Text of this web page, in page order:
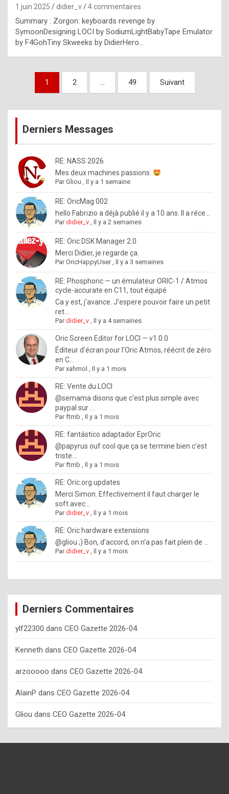
l
e
x
a
%
a
d
e
b
y
R
o
l
e
.
I
f
y
u
w
a
n
t
o
n
o
w
h
o
w
o
t
e
n
y
o
u
s
h
1 juin 2025 didier_v 4 commentaires
Summary : Zorgon: keyboards revenge by
SymoonDesigning LOCI by SodiumLightBabyTape Emulator
by F4GohTiny Skweeks by DidierHero…
Pagination
publications
1 2 … 49 Suivant
Derniers Messages
RE: NASS 2026
Mes deux machines passions.
ParGliou ,Il y a 1 semaine
RE: OricMag 002
hello Fabrizio a déjà publié il y a 10 ans. Il a réce...
Pardidier_v ,Il y a 2 semaines
RE: Oric DSK Manager 2.0
Merci Didier, je regarde ça.
ParOricHappyUser,Il y a 3 semaines
RE: Phosphoric — un émulateur ORIC-1 / Atmos
cycle-accurate en C11, tout équipé
Ca y est, j'avance. J'espere pouvoir faire un petit
ret...
Pardidier_v ,Il y a 4 semaines
Oric Screen Editor for LOCI — v1.0.0
Éditeur d'écran pour l'Oric Atmos, réécrit de zéro
en C...
Parxahmol ,Il y a 1 mois
RE: Vente du LOCI
@semama disons que c'est plus simple avec
paypal sur ...
Parftmb ,Il y a 1 mois
RE: fantástico adaptador EprOric
@papyrus ouf cool que ça se termine bien c'est
triste...
Parftmb ,Il y a 1 mois
RE: Oric.org updates
Merci Simon. Effectivement il faut charger le
soft avec...
Pardidier_v ,Il y a 1 mois
RE: Oric hardware extensions
@gliou ;) Bon, d'accord, on n'a pas fait plein de ...
Pardidier_v ,Il y a 1 mois
Derniers Commentaires
ylf22300 dans CEO Gazette 2026-04
Kenneth dans CEO Gazette 2026-04
arzooooo dans CEO Gazette 2026-04
AlainP dans CEO Gazette 2026-04
Gliou dans CEO Gazette 2026-04